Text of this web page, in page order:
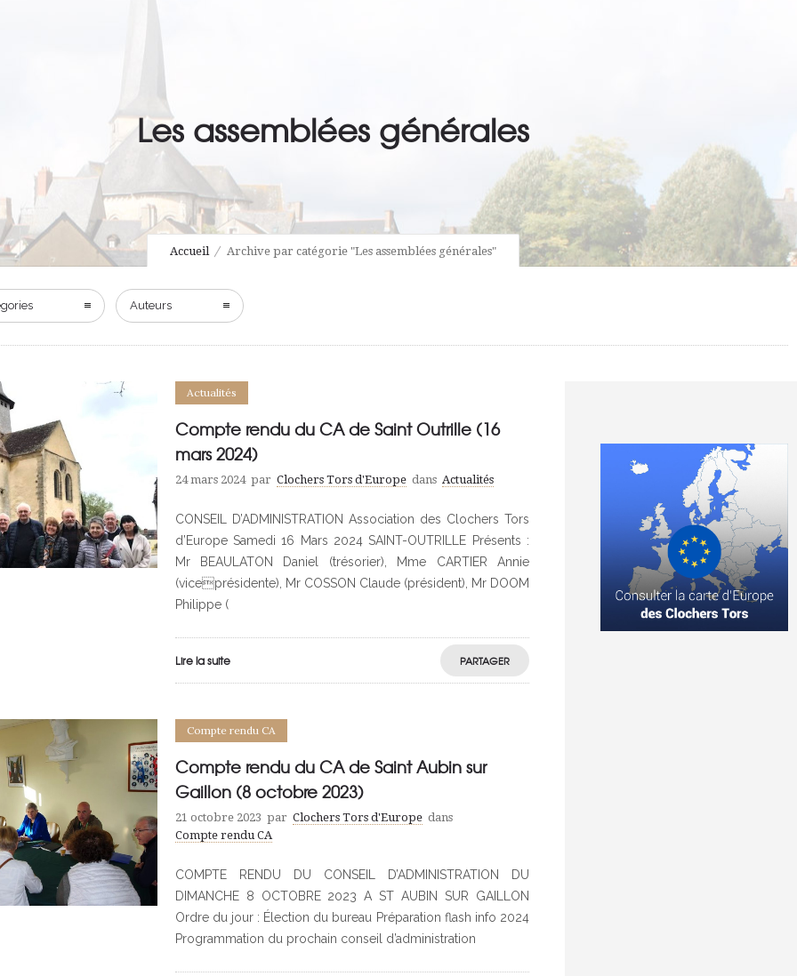
Les assemblées générales
Accueil Archive par catégorie "Les assemblées générales"
Auteurs
Actualités
Compte rendu du CA de Saint Outrille (16
mars 2024)
24 mars 2024 par Clochers Tors d'Europe dans Actualités
CONSEIL D’ADMINISTRATION Association des Clochers Tors
d’Europe Samedi 16 Mars 2024 SAINT-OUTRILLE Présents :
Mr BEAULATON Daniel (trésorier), Mme CARTIER Annie
(viceprésidente), Mr COSSON Claude (président), Mr DOOM
Philippe (
Lire la suite PARTAGER
Compte rendu CA
Compte rendu du CA de Saint Aubin sur
Gaillon (8 octobre 2023)
21 octobre 2023 par Clochers Tors d'Europe dans
Compte rendu CA
COMPTE RENDU DU CONSEIL D’ADMINISTRATION DU
DIMANCHE 8 OCTOBRE 2023 A ST AUBIN SUR GAILLON
Ordre du jour : Élection du bureau Préparation flash info 2024
Programmation du prochain conseil d’administration